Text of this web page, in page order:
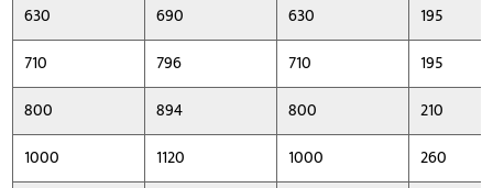
630
690 630
195
710
796 710
195
800
894 800
210
1000
1120 1000
260